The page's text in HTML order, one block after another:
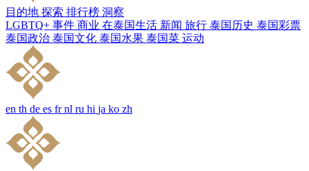
目的地 探索 排行榜 洞察
LGBTQ+ 事件 商业 在泰国生活 新闻 旅行 泰国历史 泰国彩票
泰国政治 泰国文化 泰国水果 泰国菜 运动
en th de es fr nl ru hi ja ko zh